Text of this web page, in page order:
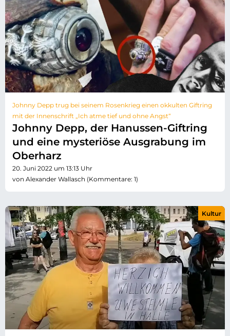
Johnny Depp trug bei seinem Rosenkrieg einen okkulten Giftring
mit der Innenschrift „Ich atme tief und ohne Angst“
Johnny Depp, der Hanussen-Giftring
und eine mysteriöse Ausgrabung im
Oberharz
20. Juni 2022 um 13:13 Uhr
von Alexander Wallasch (Kommentare: 1)
Kultur